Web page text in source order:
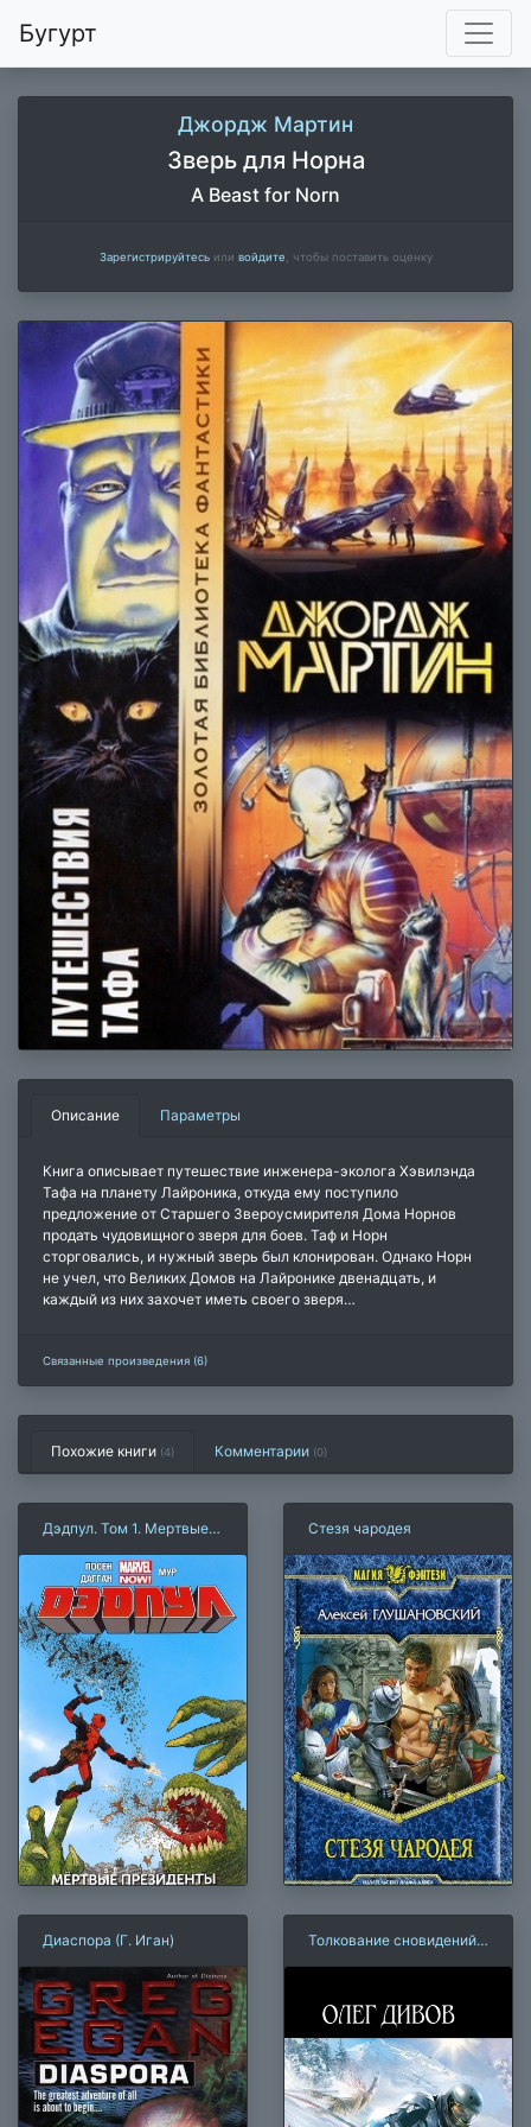
Бугурт
Джордж Мартин
Зверь для Норна
A Beast for Norn
Зарегистрируйтесьили войдите , чтобы поставить оценку
Описание Параметры
Книга описывает путешествие инженера-эколога Хэвилэнда
Тафа на планету Лайроника, откуда ему поступило
предложение от Старшего Звероусмирителя Дома Норнов
продать чудовищного зверя для боев. Таф и Норн
сторговались, и нужный зверь был клонирован. Однако Норн
не учел, что Великих Домов на Лайронике двенадцать, и
каждый из них захочет иметь своего зверя…
Связанные произведения (6)
Похожие книги (4) Комментарии (0)
Дэдпул. Том 1. Мертвые
Стезя чародея
Диаспора (Г. Иган)
Толкование сновидений